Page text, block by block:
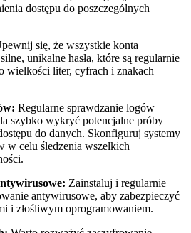
dostępu do poszczególnych
się, że wszystkie konta
unikalne ‍hasła, które są regularnie
wielkości liter, cyfrach i znakach
Regularne sprawdzanie logów
szybko wykryć potencjalne próby
do danych.​ Skonfiguruj systemy
w celu śledzenia wszelkich​
⁤Zainstaluj ‌i regularnie
antywirusowe, aby zabezpieczyć⁤
i złośliwym ‌oprogramowaniem.